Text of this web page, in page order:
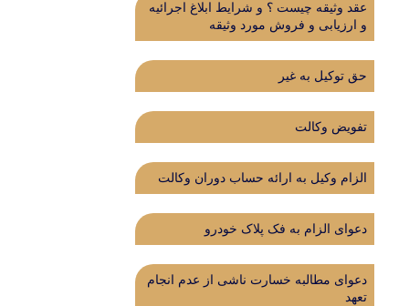
عقد وثیقه چیست ؟ و شرایط ابلاغ اجرائیه
و ارزیابی و فروش مورد وثیقه
حق توکیل به غیر
تفویض وکالت
الزام وکیل به ارائه حساب دوران وکالت
دعوای الزام به فک پلاک خودرو
دعوای مطالبه خسارت ناشی از عدم انجام
تعهد